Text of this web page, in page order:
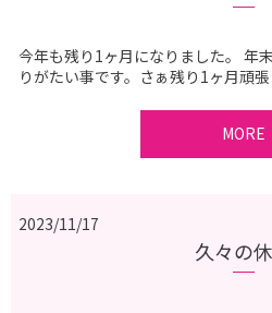
今年も残り1ヶ月になりました。 年
りがたい事です。さぁ残り1ヶ月頑
MORE
2023/11/17
久々の